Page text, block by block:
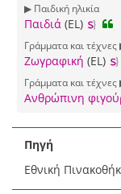
▶ Παιδική ηλικία
Παιδιά (EL)
Γράμματα και
Ζωγραφική (EL)
Γράμματα και
Ανθρώπινη
Πηγή
Εθνική